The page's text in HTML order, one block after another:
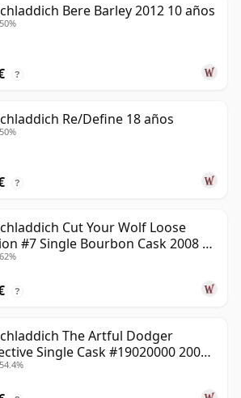
Bere Barley 2012 10 años
?
Re/Define 18 años
?
Cut Your Wolf Loose
#7 Single Bourbon Cask 2008 14
?
The Artful Dodger
Single Cask #19020000 2001